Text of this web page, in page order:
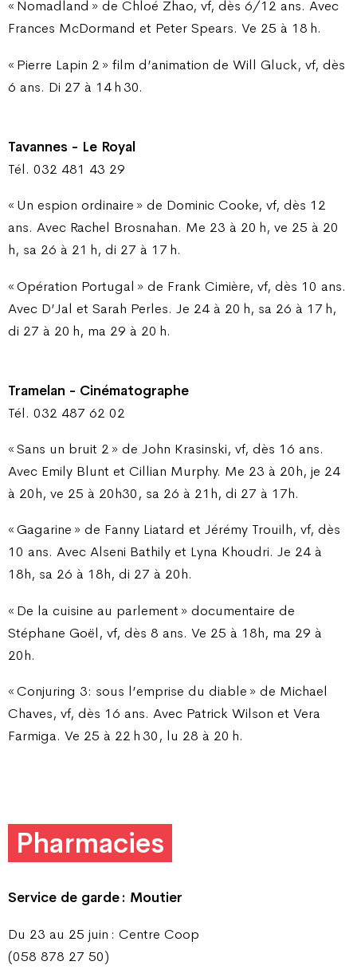
« Nomadland » de Chloé Zhao, vf, dès 6/12 ans. Avec
Frances McDormand et Peter Spears. Ve 25 à 18 h.
« Pierre Lapin 2 » film d’animation de Will Gluck, vf, dès
6 ans. Di 27 à 14 h 30.
Tavannes - Le Royal
Tél. 032 481 43 29
« Un espion ordinaire » de Dominic Cooke, vf, dès 12
ans. Avec Rachel Brosnahan. Me 23 à 20 h, ve 25 à 20
h, sa 26 à 21 h, di 27 à 17 h.
« Opération Portugal » de Frank Cimière, vf, dès 10 ans.
Avec D’Jal et Sarah Perles. Je 24 à 20 h, sa 26 à 17 h,
di 27 à 20 h, ma 29 à 20 h.
Tramelan - Cinématographe
Tél. 032 487 62 02
« Sans un bruit 2 » de John Krasinski, vf, dès 16 ans.
Avec Emily Blunt et Cillian Murphy. Me 23 à 20h, je 24
à 20h, ve 25 à 20h30, sa 26 à 21h, di 27 à 17h.
« Gagarine » de Fanny Liatard et Jérémy Trouilh, vf, dès
10 ans. Avec Alseni Bathily et Lyna Khoudri. Je 24 à
18h, sa 26 à 18h, di 27 à 20h.
« De la cuisine au parlement » documentaire de
Stéphane Goël, vf, dès 8 ans. Ve 25 à 18h, ma 29 à
20h.
« Conjuring 3: sous l’emprise du diable » de Michael
Chaves, vf, dès 16 ans. Avec Patrick Wilson et Vera
Farmiga. Ve 25 à 22 h 30, lu 28 à 20 h.
Pharmacies
Service de garde : Moutier
Du 23 au 25 juin : Centre Coop
(058 878 27 50)